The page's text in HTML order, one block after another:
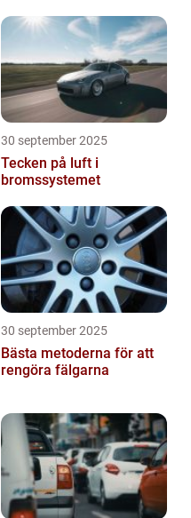
30 september 2025
Tecken på luft i
bromssystemet
30 september 2025
Bästa metoderna för att
rengöra fälgarna